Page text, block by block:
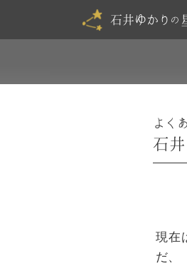
石井ゆかり の
よく
石
現在
だ、